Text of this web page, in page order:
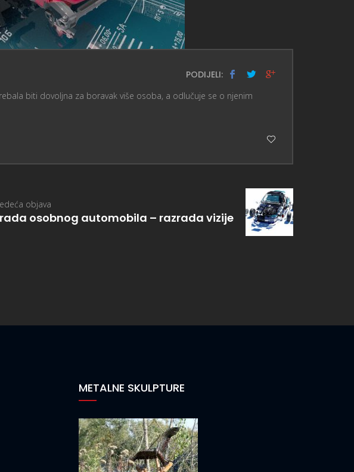
PODIJELI:
biti dovoljna za boravak više osoba, a odlučuje se o njenim
objava
osobnog automobila – razrada vizije
METALNE SKULPTURE